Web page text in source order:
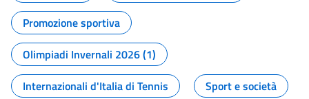
Promozione sportiva
Olimpiadi Invernali 2026 (1)
Internazionali d'Italia di Tennis
Sport e società